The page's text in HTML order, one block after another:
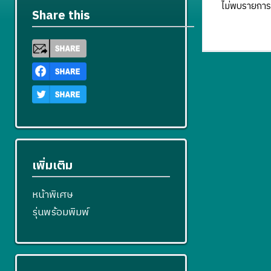
ไม่พบรายกา
Share this
เพิ่มเติม
หน้าพิเศษ
รุ่นพร้อมพิมพ์